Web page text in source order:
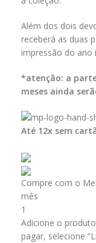
Além dos dois
receberá as duas
impressão do ano
*atenção: a
meses ainda
Até 12x sem
Compre com o
mês
1
Adicione o
pagar, selecione